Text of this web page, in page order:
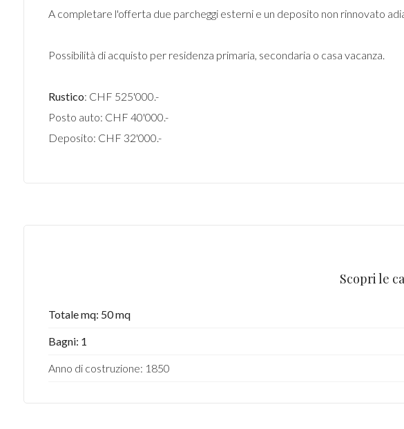
A completare l'offerta due parcheggi esterni e un deposito non rinnovato
Possibilità di acquisto per residenza primaria, secondaria o casa vacanza.
Rustico: CHF 525'000.-
Posto auto: CHF 40'000.-
Deposito: CHF 32'000.-
Scopri le
Totale mq: 50 mq
Bagni: 1
Anno di costruzione: 1850